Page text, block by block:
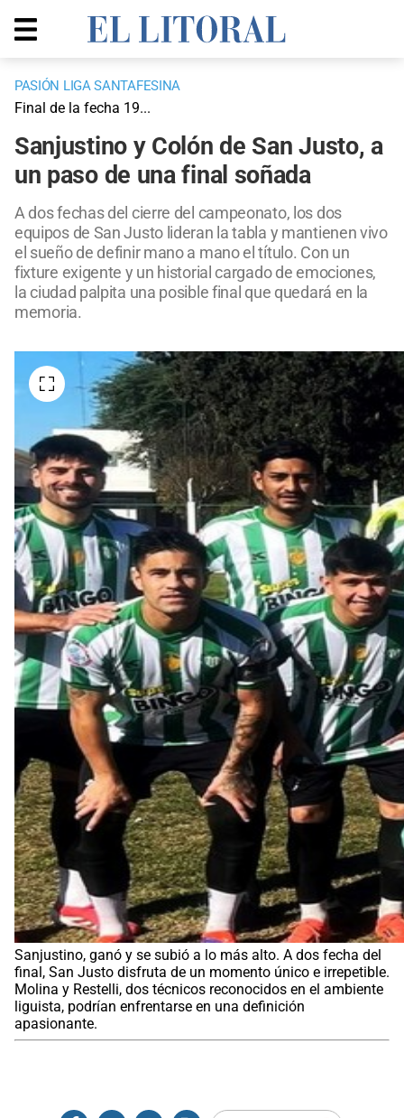
PASIÓN LIGA SANTAFESINA
Final de la fecha 19...
Sanjustino y Colón de San Justo, a
un paso de una final soñada
A dos fechas del cierre del campeonato, los dos
equipos de San Justo lideran la tabla y mantienen vivo
el sueño de definir mano a mano el título. Con un
fixture exigente y un historial cargado de emociones,
la ciudad palpita una posible final que quedará en la
memoria.
Sanjustino, ganó y se subió a lo más alto. A dos fecha del
final, San Justo disfruta de un momento único e irrepetible.
Molina y Restelli, dos técnicos reconocidos en el ambiente
liguista, podrían enfrentarse en una definición
apasionante.